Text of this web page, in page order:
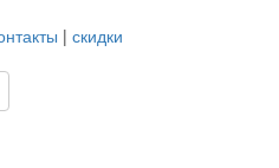
| скидки